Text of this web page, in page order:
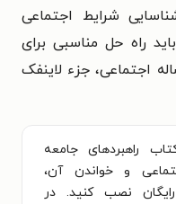
۲۰۰۷) تنها شناسایی شرایط اجتماعی
راه حل مناسبی برای
اجتماعی، جزء لاینفک
راهبردهای جامعه
و خواندن آن،
نصب کنید. در